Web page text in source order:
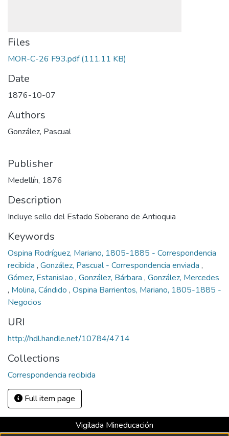
Files
MOR-C-26 F93.pdf(111.11 KB)
Date
1876-10-07
Authors
González, Pascual
Publisher
Medellín, 1876
Description
Incluye sello del Estado Soberano de Antioquia
Keywords
Ospina Rodríguez, Mariano, 1805-1885 - Correspondencia
recibida , González, Pascual - Correspondencia enviada ,
Gómez, Estanislao , González, Bárbara , González, Mercedes
, Molina, Cándido , Ospina Barrientos, Mariano, 1805-1885 -
Negocios
URI
http://hdl.handle.net/10784/4714
Collections
Correspondencia recibida
Full item page
Vigilada Mineducación